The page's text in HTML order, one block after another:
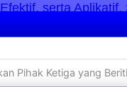
serta
Pihak Ketiga yang